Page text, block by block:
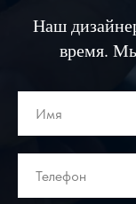
Наш
время.